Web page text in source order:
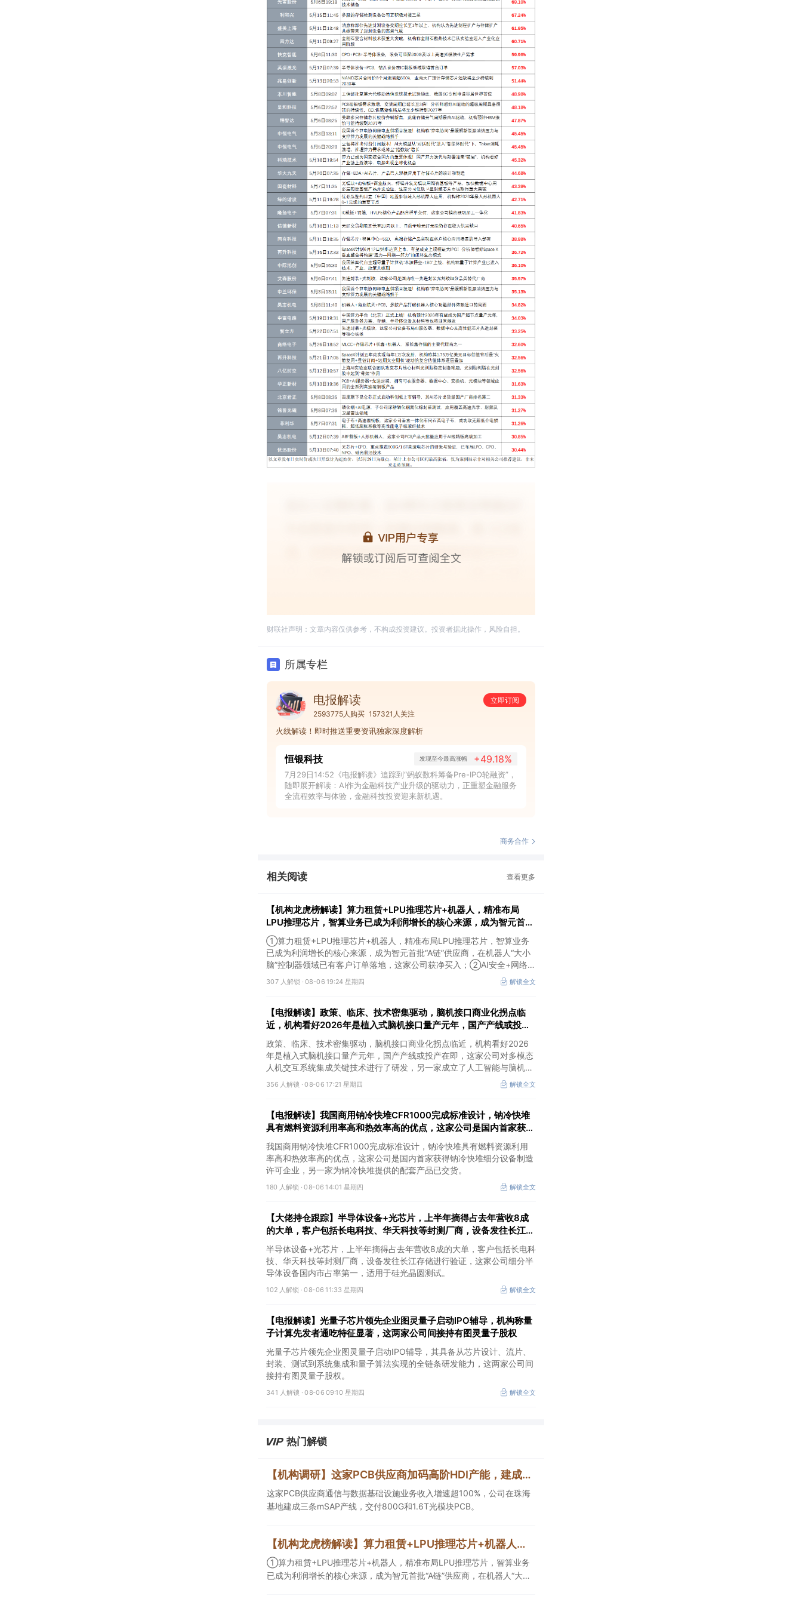
财联社声明：文章内容仅供参考，不构成投资建议。投资者据此操作，风险自担。
所属专栏
电报解读
立即订阅
2593775人购买 157321人关注
火线解读！即时推送重要资讯独家深度解析
恒银科技 发现至今最高涨幅 +49.18%
7月29日14:52《电报解读》追踪到“蚂蚁数科筹备Pre-IPO轮融资”，
随即展开解读：AI作为金融科技产业升级的驱动力，正重塑金融服务
全流程效率与体验，金融科技投资迎来新机遇。
商务合作
相关阅读 查看更多
【机构龙虎榜解读】算力租赁+LPU推理芯片+机器人，精准布局
LPU推理芯片，智算业务已成为利润增长的核心来源，成为智元首
批“A链”供应商，在机器人“大小脑”控制器领域已有客户订单落地，
这家公司获净买入
①算力租赁+LPU推理芯片+机器人，精准布局LPU推理芯片，智算业务
已成为利润增长的核心来源，成为智元首批“A链”供应商，在机器人“大小
脑”控制器领域已有客户订单落地，这家公司获净买入；②AI安全+网络安
全+华为鲲鹏+摘帽，以“AI+安全”为核心战略，推出AI数据安全产品矩
阵，自主研发的大数据AI应用平台、AI数据安全分类分级产品获得市场高
307 人解锁 ·08-06 19:24 星期四 解锁全文
【电报解读】政策、临床、技术密集驱动，脑机接口商业化拐点临
近，机构看好2026年是植入式脑机接口量产元年，国产产线或投产
在即，这家公司对多模态人机交互系统集成关键技术进行了研发
政策、临床、技术密集驱动，脑机接口商业化拐点临近，机构看好2026
年是植入式脑机接口量产元年，国产产线或投产在即，这家公司对多模态
人机交互系统集成关键技术进行了研发，另一家成立了人工智能与脑机工
程研究院。
356 人解锁 ·08-06 17:21 星期四 解锁全文
【电报解读】我国商用钠冷快堆CFR1000完成标准设计，钠冷快堆
具有燃料资源利用率高和热效率高的优点，这家公司是国内首家获得
钠冷快堆细分设备制造许可企业
我国商用钠冷快堆CFR1000完成标准设计，钠冷快堆具有燃料资源利用
率高和热效率高的优点，这家公司是国内首家获得钠冷快堆细分设备制造
许可企业，另一家为钠冷快堆提供的配套产品已交货。
180 人解锁 ·08-06 14:01 星期四 解锁全文
【大佬持仓跟踪】半导体设备+光芯片，上半年摘得占去年营收8成
的大单，客户包括长电科技、华天科技等封测厂商，设备发往长江存
储进行验证，这家公司细分设备国内市占率第一
半导体设备+光芯片，上半年摘得占去年营收8成的大单，客户包括长电科
技、华天科技等封测厂商，设备发往长江存储进行验证，这家公司细分半
导体设备国内市占率第一，适用于硅光晶圆测试。
102 人解锁 ·08-06 11:33 星期四 解锁全文
【电报解读】光量子芯片领先企业图灵量子启动IPO辅导，机构称量
子计算先发者通吃特征显著，这两家公司间接持有图灵量子股权
光量子芯片领先企业图灵量子启动IPO辅导，其具备从芯片设计、流片、
封装、测试到系统集成和量子算法实现的全链条研发能力，这两家公司间
接持有图灵量子股权。
341 人解锁 ·08-06 09:10 星期四 解锁全文
热门解锁
【机构调研】这家PCB供应商加码高阶HDI产能，建成三条mSAP产线
这家PCB供应商通信与数据基础设施业务收入增速超100%，公司在珠海
基地建成三条mSAP产线，交付800G和1.6T光模块PCB。
【机构龙虎榜解读】算力租赁+LPU推理芯片+机器人，精准布局LPU推理芯片，智算业务已成为利润增长的核心来源，成为智元首批“A链”供应商，在机器人“大小脑”控制器领域已有客户订单落地，这家公司获净买入
①算力租赁+LPU推理芯片+机器人，精准布局LPU推理芯片，智算业务
已成为利润增长的核心来源，成为智元首批“A链”供应商，在机器人“大小